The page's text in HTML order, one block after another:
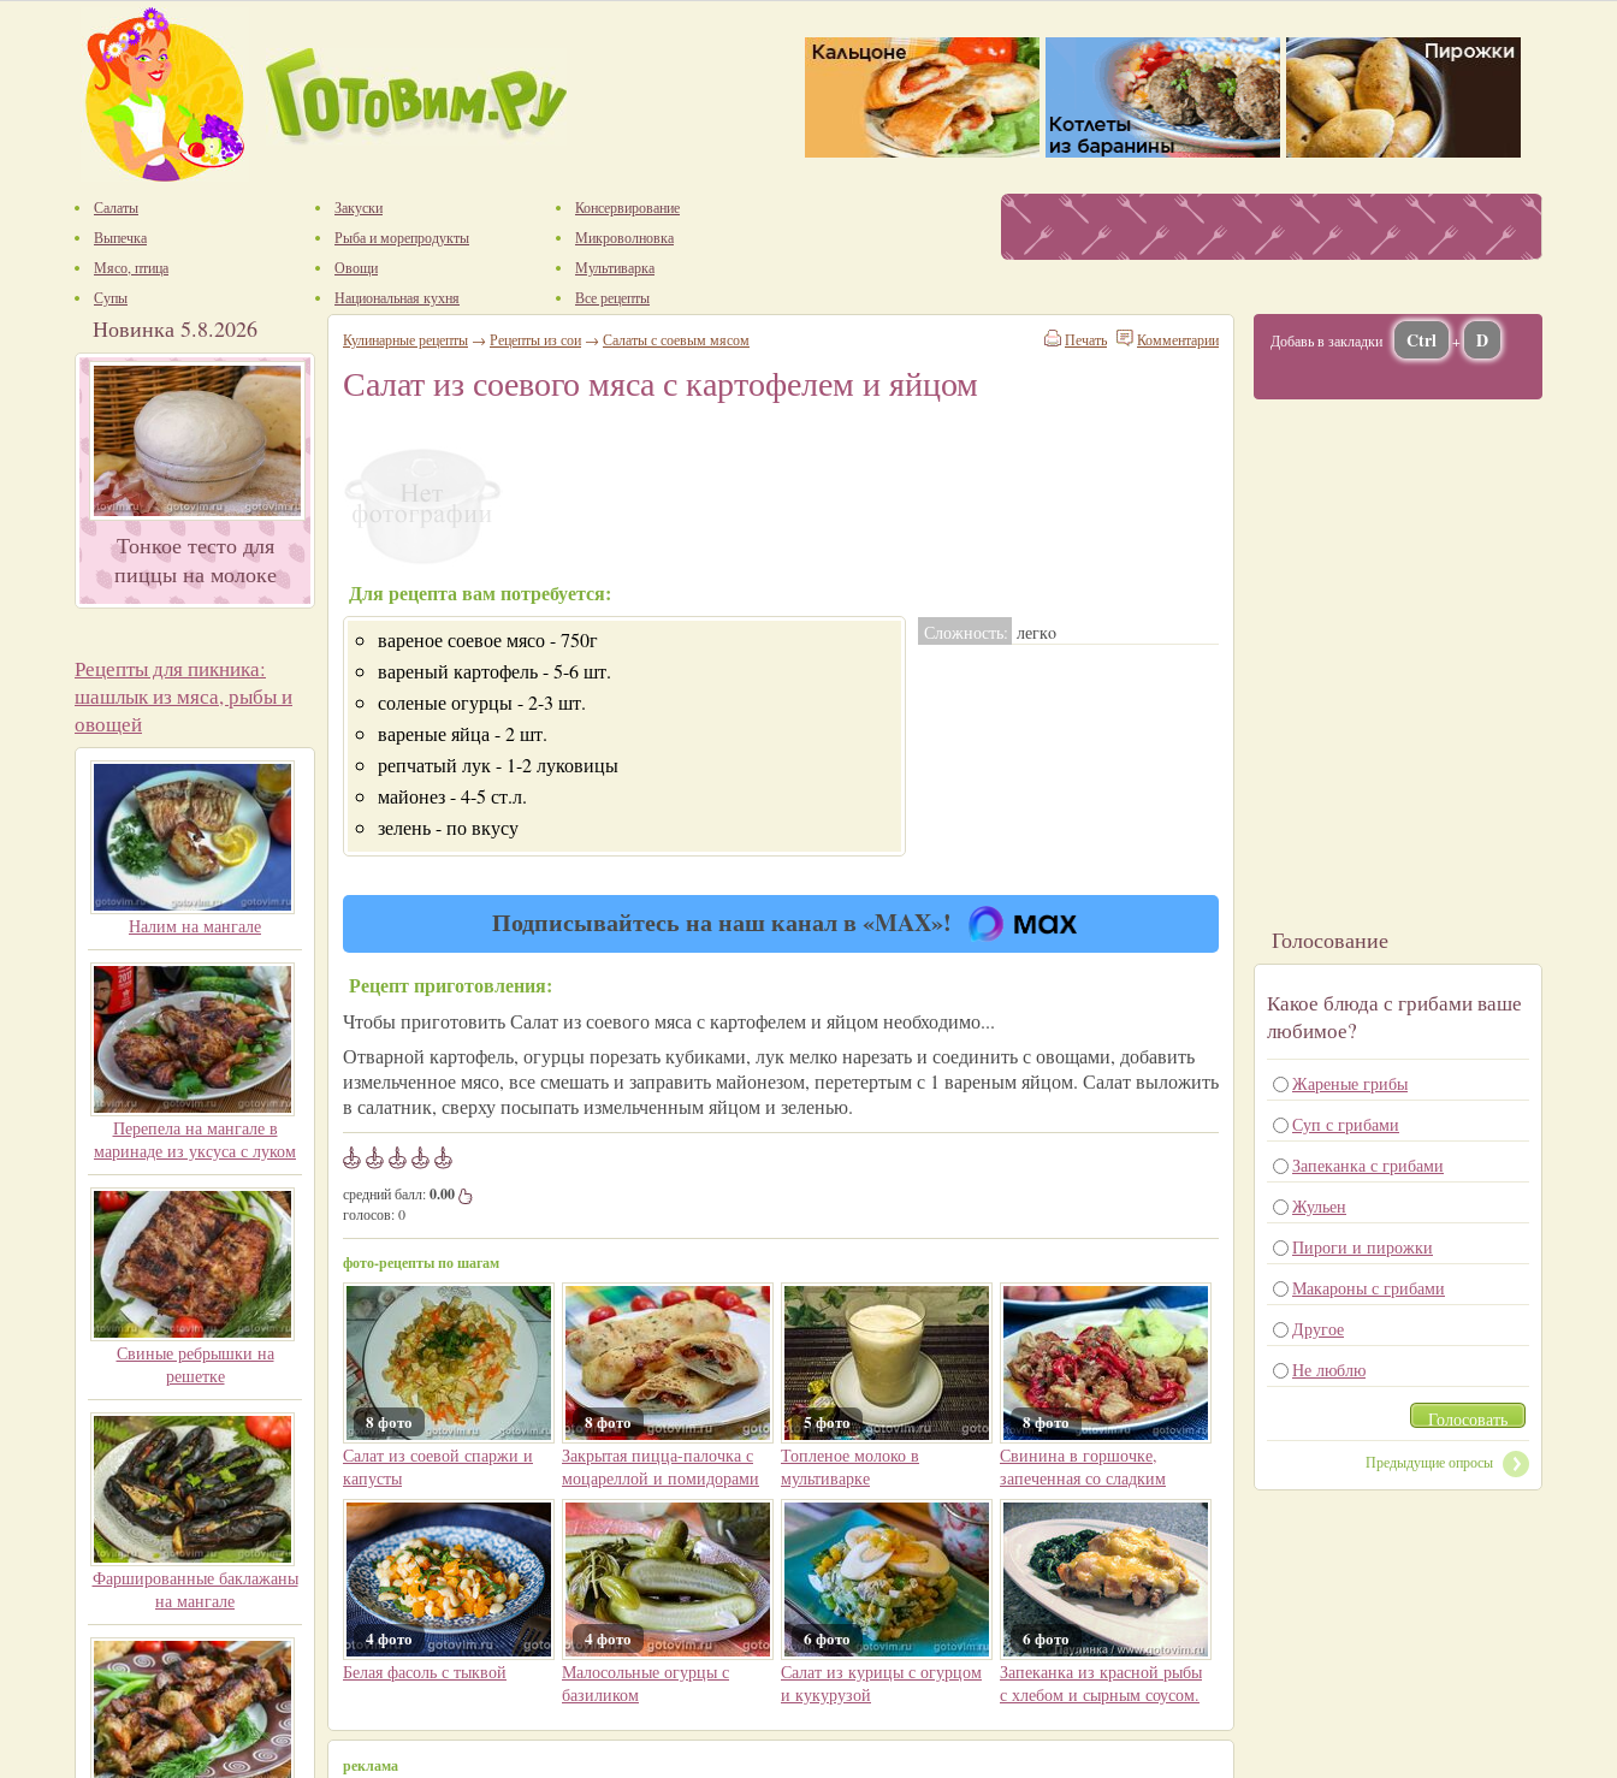
Салаты
Выпечка
Мясо, птица
Супы
Закуски
Рыба и морепродукты
Овощи
Национальная кухня
Консервирование
Микроволновка
Мультиварка
Все рецепты
Новинка 5.8.2026
Тонкое тесто для
пиццы на молоке
Рецепты для пикника:
шашлык из мяса, рыбы и
овощей
Налим на мангале
Перепела на мангале в
маринаде из уксуса с луком
Свиные ребрышки на
решетке
Фаршированные баклажаны
на мангале
Комментарии
Печать
Кулинарные рецепты → Рецепты из сои → Салаты с соевым мясом
Салат из соевого мяса с картофелем и яйцом
Сложность: легкo
Для рецепта вам потребуется:
вареное соевое мясо - 750г
вареный картофель - 5-6 шт.
соленые огурцы - 2-3 шт.
вареные яйца - 2 шт.
репчатый лук - 1-2 луковицы
майонез - 4-5 ст.л.
зелень - по вкусу
Подписывайтесь на наш канал в «MAX»!
Рецепт приготовления:
Чтобы приготовить Салат из соевого мяса с картофелем и яйцом необходимо...
Отварной картофель, огурцы порезать кубиками, лук мелко нарезать и соединить с овощами, добавить
измельченное мясо, все смешать и заправить майонезом, перетертым с 1 вареным яйцом. Салат выложить
в салатник, сверху посыпать измельченным яйцом и зеленью.
средний балл:0.00
голосов:0
фото-рецепты по шагам
8 фото
Салат из соевой спаржи и
капусты
8 фото
Закрытая пицца-палочка с
моцареллой и помидорами
5 фото
Топленое молоко в
мультиварке
8 фото
Свинина в горшочке,
запеченная со сладким
перцем
4 фото
Белая фасоль с тыквой
4 фото
Малосольные огурцы с
базиликом
6 фото
Салат из курицы с огурцом
и кукурузой
6 фото
Запеканка из красной рыбы
с хлебом и сырным соусом.
реклама
Добавь в закладки Ctrl + D
Голосование
Какое блюда с грибами ваше
любимое?
Жареные грибы
Суп с грибами
Запеканка с грибами
Жульен
Пироги и пирожки
Макароны с грибами
Другое
Не люблю
Голосовать
Предыдущие опросы